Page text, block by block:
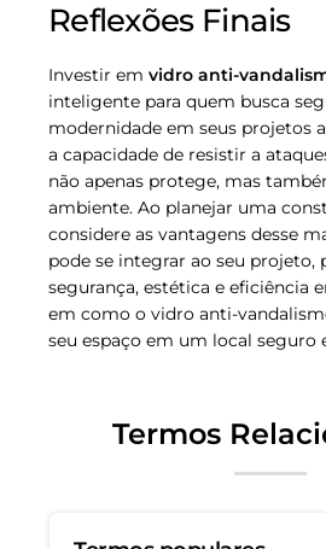
Reflexões Finais
Investir em vidro anti-
inteligente para quem busca
modernidade em seus projetos
a capacidade de resistir a
não apenas protege, mas
ambiente. Ao planejar uma
considere as vantagens desse
pode se integrar ao seu projeto,
segurança, estética e eficiência
em como o vidro anti-
seu espaço em um local seguro
Termos